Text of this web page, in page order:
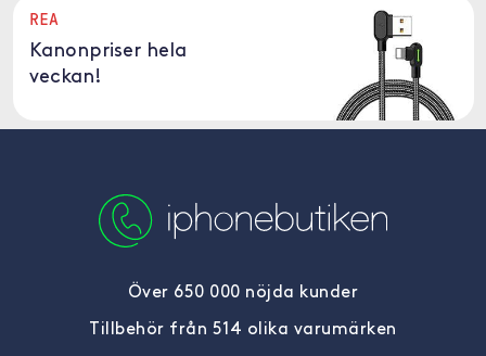
REA
Kanonpriser hela
veckan!
Över 650 000 nöjda kunder
Tillbehör från 514 olika varumärken